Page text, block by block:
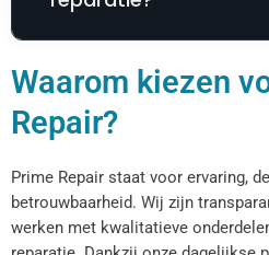
Waarom kiezen
Repair?
Prime Repair staat voor ervaring,
betrouwbaarheid. Wij zijn
werken met kwalitatieve